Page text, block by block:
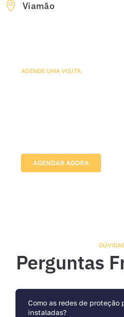
Viamão
AGENDE UMA VISITA
AGENDAR AGORA
Perguntas
Como as redes de proteção
instaladas?